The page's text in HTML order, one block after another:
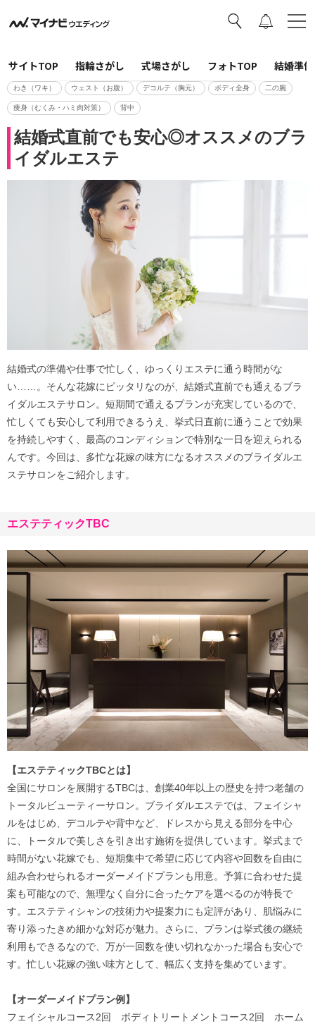
サイトTOP 指輪さがし 式場さがし フォトTOP 結婚準
わき（ワキ） ウェスト（お腹） デコルテ（胸元） ボディ全身 二の腕
痩身（むくみ・ハミ肉対策） 背中
結婚式直前でも安心◎オススメのブラ
イダルエステ
結婚式の準備や仕事で忙しく、ゆっくりエステに通う時間がな
い……。そんな花嫁にピッタリなのが、結婚式直前でも通えるブラ
イダルエステサロン。短期間で通えるプランが充実しているので、
忙しくても安心して利用できるうえ、挙式日直前に通うことで効果
を持続しやすく、最高のコンディションで特別な一日を迎えられる
んです。今回は、多忙な花嫁の味方になるオススメのブライダルエ
ステサロンをご紹介します。
エステティックTBC
【エステティックTBCとは】
全国にサロンを展開するTBCは、創業40年以上の歴史を持つ老舗の
トータルビューティーサロン。ブライダルエステでは、フェイシャ
ルをはじめ、デコルテや背中など、ドレスから見える部分を中心
に、トータルで美しさを引き出す施術を提供しています。挙式まで
時間がない花嫁でも、短期集中で希望に応じて内容や回数を自由に
組み合わせられるオーダーメイドプランも用意。予算に合わせた提
案も可能なので、無理なく自分に合ったケアを選べるのが特長で
す。エステティシャンの技術力や提案力にも定評があり、肌悩みに
寄り添ったきめ細かな対応が魅力。さらに、プランは挙式後の継続
利用もできるなので、万が一回数を使い切れなかった場合も安心で
す。忙しい花嫁の強い味方として、幅広く支持を集めています。
【オーダーメイドプラン例】
フェイシャルコース2回 ボディトリートメントコース2回 ホーム